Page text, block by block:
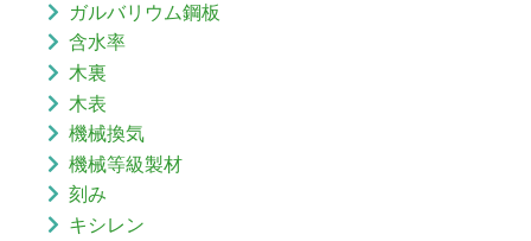
ガルバリウム鋼板
含水率
木裏
木表
機械換気
機械等級製材
刻み
キシレン